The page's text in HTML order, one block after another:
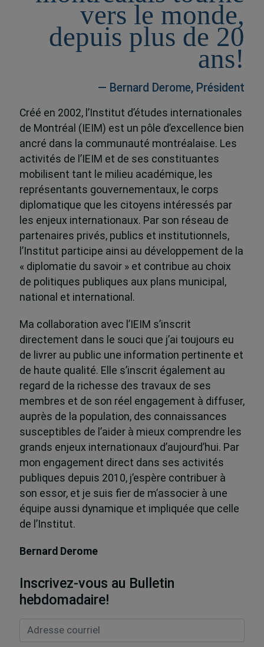
vers le monde,
depuis plus de 20
ans!
— Bernard Derome, Président
Créé en 2002, l’Institut d’études internationales
de Montréal (IEIM) est un pôle d’excellence bien
ancré dans la communauté montréalaise. Les
activités de l’IEIM et de ses constituantes
mobilisent tant le milieu académique, les
représentants gouvernementaux, le corps
diplomatique que les citoyens intéressés par
les enjeux internationaux. Par son réseau de
partenaires privés, publics et institutionnels,
l’Institut participe ainsi au développement de la
« diplomatie du savoir » et contribue au choix
de politiques publiques aux plans municipal,
national et international.
Ma collaboration avec l’IEIM s’inscrit
directement dans le souci que j’ai toujours eu
de livrer au public une information pertinente et
de haute qualité. Elle s’inscrit également au
regard de la richesse des travaux de ses
membres et de son réel engagement à diffuser,
auprès de la population, des connaissances
susceptibles de l’aider à mieux comprendre les
grands enjeux internationaux d’aujourd’hui. Par
mon engagement direct dans ses activités
publiques depuis 2010, j’espère contribuer à
son essor, et je suis fier de m’associer à une
équipe aussi dynamique et impliquée que celle
de l’Institut.
Bernard Derome
Inscrivez-vous au Bulletin
hebdomadaire!